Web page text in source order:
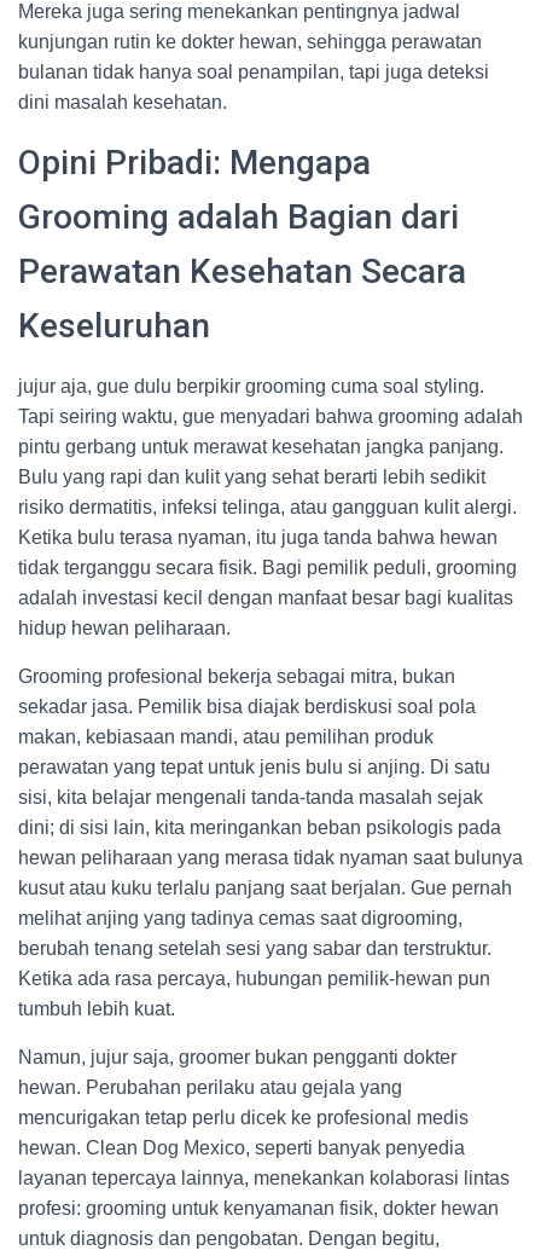
Mereka juga sering menekankan pentingnya jadwal
kunjungan rutin ke dokter hewan, sehingga perawatan
bulanan tidak hanya soal penampilan, tapi juga deteksi
dini masalah kesehatan.
Opini Pribadi: Mengapa
Grooming adalah Bagian dari
Perawatan Kesehatan Secara
Keseluruhan
jujur aja, gue dulu berpikir grooming cuma soal styling.
Tapi seiring waktu, gue menyadari bahwa grooming adalah
pintu gerbang untuk merawat kesehatan jangka panjang.
Bulu yang rapi dan kulit yang sehat berarti lebih sedikit
risiko dermatitis, infeksi telinga, atau gangguan kulit alergi.
Ketika bulu terasa nyaman, itu juga tanda bahwa hewan
tidak terganggu secara fisik. Bagi pemilik peduli, grooming
adalah investasi kecil dengan manfaat besar bagi kualitas
hidup hewan peliharaan.
Grooming profesional bekerja sebagai mitra, bukan
sekadar jasa. Pemilik bisa diajak berdiskusi soal pola
makan, kebiasaan mandi, atau pemilihan produk
perawatan yang tepat untuk jenis bulu si anjing. Di satu
sisi, kita belajar mengenali tanda-tanda masalah sejak
dini; di sisi lain, kita meringankan beban psikologis pada
hewan peliharaan yang merasa tidak nyaman saat bulunya
kusut atau kuku terlalu panjang saat berjalan. Gue pernah
melihat anjing yang tadinya cemas saat digrooming,
berubah tenang setelah sesi yang sabar dan terstruktur.
Ketika ada rasa percaya, hubungan pemilik-hewan pun
tumbuh lebih kuat.
Namun, jujur saja, groomer bukan pengganti dokter
hewan. Perubahan perilaku atau gejala yang
mencurigakan tetap perlu dicek ke profesional medis
hewan. Clean Dog Mexico, seperti banyak penyedia
layanan tepercaya lainnya, menekankan kolaborasi lintas
profesi: grooming untuk kenyamanan fisik, dokter hewan
untuk diagnosis dan pengobatan. Dengan begitu,